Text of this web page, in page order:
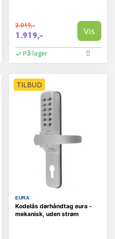
2.019,-
1.919,- Vis
På lager
TILBUD
EURA
Kodelås dørhåndtag eura -
mekanisk, uden strøm